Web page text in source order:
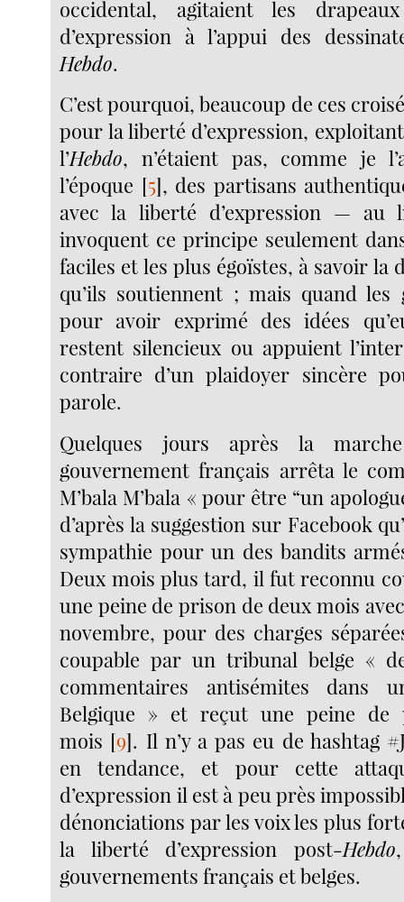
occidental, agitaient les
d’expression à l’appui des
Hebdo.
C’est pourquoi, beaucoup de ces
pour la liberté d’expression,
l’Hebdo, n’étaient pas, comme je
l’époque [5], des partisans
avec la liberté d’expression — au
invoquent ce principe seulement
faciles et les plus égoïstes, à savoir la
qu’ils soutiennent ; mais quand les
pour avoir exprimé des idées
restent silencieux ou appuient
contraire d’un plaidoyer sincère
parole.
Quelques jours après la
gouvernement français arrêta le
M’bala M’bala « pour être “un
d’après la suggestion sur Facebook
sympathie pour un des bandits
Deux mois plus tard, il fut reconnu
une peine de prison de deux mois
novembre, pour des charges
coupable par un tribunal belge «
commentaires antisémites dans
Belgique » et reçut une peine de
mois [9]. Il n’y a pas eu de hashtag
en tendance, et pour cette
d’expression il est à peu près
dénonciations par les voix les plus
la liberté d’expression post-Hebdo
gouvernements français et belges.